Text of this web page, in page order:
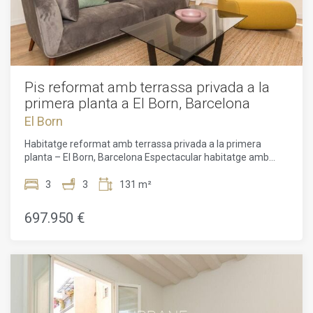
plenes de vida, galeries d'art, botigues de disseny i una gran
oferta gastronòmica. Molt a prop de la Ciutadella, el Gòtic,
l'Eixample i la platja de la Barceloneta. Excel·lent connexió
amb transport públic.Disponible immediatament. No deixis
escapar aquesta oportunitat única—contacta'ns per
concertar una visita!
Pis reformat amb terrassa privada a la
primera planta a El Born, Barcelona
El Born
Habitatge reformat amb terrassa privada a la primera
planta – El Born, Barcelona Espectacular habitatge amb
exclusivitatUrbane International Real Estate presenta en
mig del barri de Sant Pere – Santa Caterina, dins d'una
elegant finca règia completament rehabilitada, a pocs
íntegrament, combinant el caràcter clàssic de l'arquitectura
tradicional amb les comoditats més actuals. Disposa
d'ascensor nou amb accés directe a l'habitatge, càmeres de
seguretat, internet d'alta velocitat i un únic habitatge per
3 3 131 m²
697.950 €